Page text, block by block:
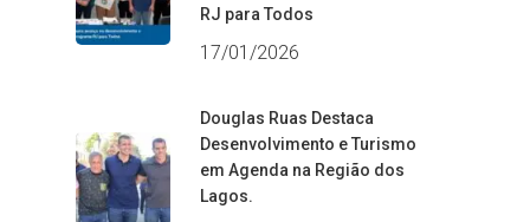
RJ para Todos
17/01/2026
Douglas Ruas Destaca
Desenvolvimento e Turismo
em Agenda na Região dos
Lagos.